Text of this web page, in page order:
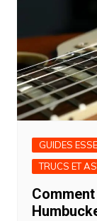
GUIDES
TRUCS ET